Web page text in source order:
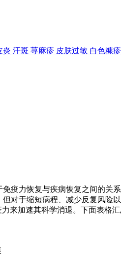
炎 汗斑 荨麻疹 皮肤过敏 白色糠疹
疫力恢复与疾病恢复之间的关
对于缩短病程、减少反复风险
来加速其科学消退。下面表格